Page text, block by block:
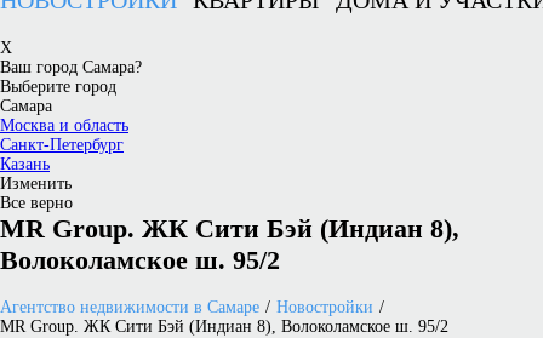
X
Ваш город Самара?
Выберите город
Самара
Москва и область
Санкт-Петербург
Казань
Изменить
Все верно
MR Group. ЖК Сити Бэй (Индиан 8),
Волоколамское ш. 95/2
Агентство недвижимости в Самаре
Новостройки
MR Group. ЖК Сити Бэй (Индиан 8), Волоколамское ш. 95/2